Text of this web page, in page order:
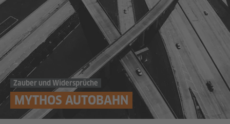
Zauber und Widersprüche
MYTHOS AUTOBAHN